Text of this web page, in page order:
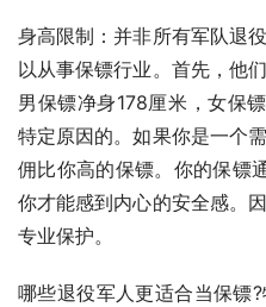
身高限制：并非所有军队退
以从事保镖行业。首先，他
男保镖净身178厘米，女保
特定原因的。如果你是一个
佣比你高的保镖。你的保镖
你才能感到内心的安全感。
专业保护。
哪些退役军人更适合当保镖